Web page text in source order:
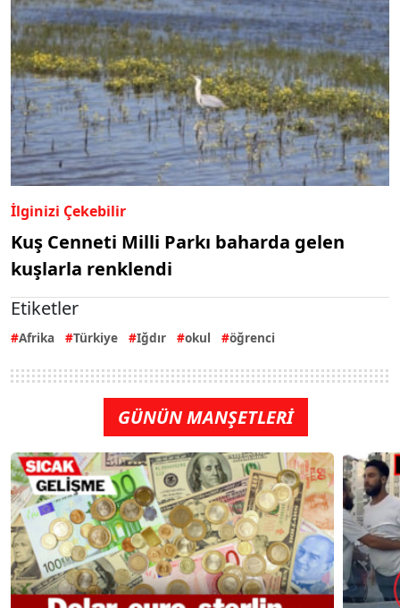
İlginizi Çekebilir
Kuş Cenneti Milli Parkı baharda gelen
kuşlarla renklendi
Etiketler
Afrika Türkiye Iğdır okul öğrenci
GÜNÜN MANŞETLERİ